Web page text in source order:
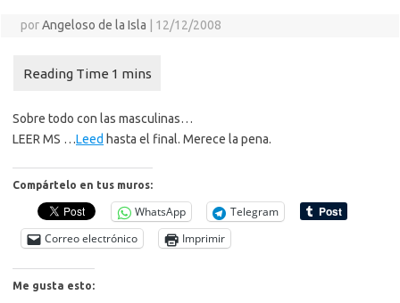
porAngeloso de la Isla 12/12/2008
Sobre todo con las masculinas…
LEER MS …Leed hasta el final. Merece la pena.
Compártelo en tus muros:
WhatsApp
Telegram
Correo electrónico
Imprimir
Me gusta esto: